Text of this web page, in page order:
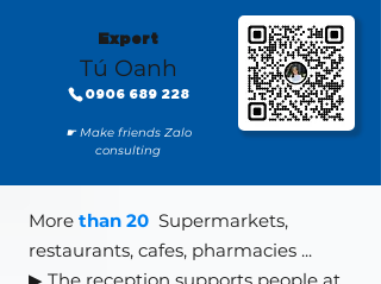
Expert
Tú Oanh
0906 689 228
☛ Make friends Zalo
consulting
More than 20 Supermarkets,
restaurants, cafes, pharmacies ...